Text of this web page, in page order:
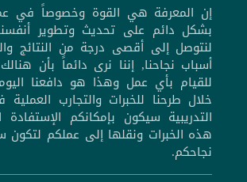
إن المعرفة هي القوة وخصوصاً في
بشكل دائم على تحديث وتطوير
لنتوصل إلى أقصى درجة من النتائج
أسباب نجاحنا, إننا نرى دائماً بأن
للقيام بأي عمل وهذا هو دافعنا
خلال طرحنا للخبرات والتجارب العملية
التدريبية سيكون بإمكانكم الإستفادة
هذه الخبرات ونقلها إلى عملكم
نجاحكم.